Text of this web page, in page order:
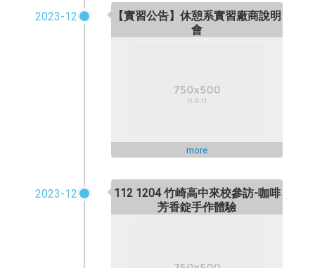
2023-12
【實習公告】休憩系實習廠商說明
會
more
2023-12
112 1204 竹崎高中來校參訪-咖啡
芳香錠手作體驗